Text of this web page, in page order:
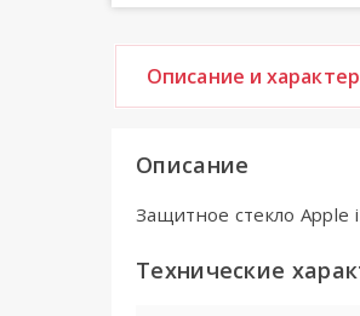
Описание и
Описание
Защитное стекло Apple
Технические